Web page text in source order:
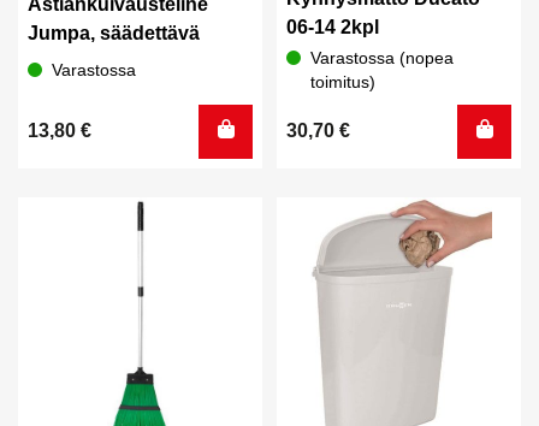
Astiankuivausteline
Jumpa, säädettävä
Varastossa
13,80 €
06-14 2kpl
Varastossa (nopea
toimitus)
30,70 €